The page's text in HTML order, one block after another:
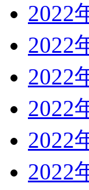
2022
2022
2022
2022
2022
2022